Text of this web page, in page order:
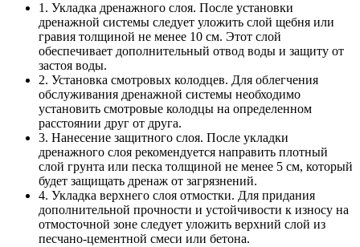
1. Укладка дренажного слоя. После установки
дренажной системы следует уложить слой щебня или
гравия толщиной не менее 10 см. Этот слой
обеспечивает дополнительный отвод воды и защиту от
застоя воды.
2. Установка смотровых колодцев. Для облегчения
обслуживания дренажной системы необходимо
установить смотровые колодцы на определенном
расстоянии друг от друга.
3. Нанесение защитного слоя. После укладки
дренажного слоя рекомендуется направить плотный
слой грунта или песка толщиной не менее 5 см, который
будет защищать дренаж от загрязнений.
4. Укладка верхнего слоя отмостки. Для придания
дополнительной прочности и устойчивости к износу на
отмосточной зоне следует уложить верхний слой из
песчано-цементной смеси или бетона.